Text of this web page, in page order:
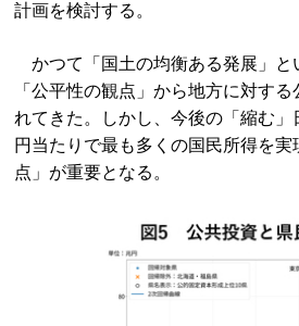
計画を検討する。
かつて「国土の均衡ある発展」と
「公平性の観点」から地方に対す
れてきた。しかし、今後の「縮む」
円当たりで最も多くの国民所得を
点」が重要となる。